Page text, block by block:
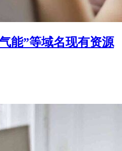
能”等域名现有资源